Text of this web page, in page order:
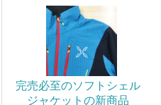
完売必至のソフトシェル
ジャケットの新商品